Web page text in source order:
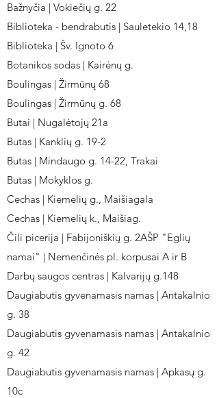
Bažnyčia | Vokiečių g. 22
Biblioteka - bendrabutis | Sauletekio 14,18
Biblioteka | Šv. Ignoto 6
Botanikos sodas | Kairėnų g.
Boulingas | Žirmūnų 68
Boulingas | Žirmūnų g. 68
Butai | Nugalėtojų 21a
Butas | Kanklių g. 19-2
Butas | Mindaugo g. 14-22, Trakai
Butas | Mokyklos g.
Cechas | Kiemelių g., Maišiagala
Cechas | Kiemelių k., Maišiag.
Čili picerija | Fabijoniškių g. 2AŠP "Eglių
namai" | Nemenčinės pl. korpusai A ir B
Darbų saugos centras | Kalvarijų g.148
Daugiabutis gyvenamasis namas | Antakalnio
g. 38
Daugiabutis gyvenamasis namas | Antakalnio
g. 42
Daugiabutis gyvenamasis namas | Apkasų g.
10c